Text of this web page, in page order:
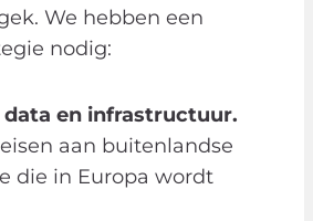
We hebben een
nodig:
data en infrastructuur.
aan buitenlandse
die in Europa wordt